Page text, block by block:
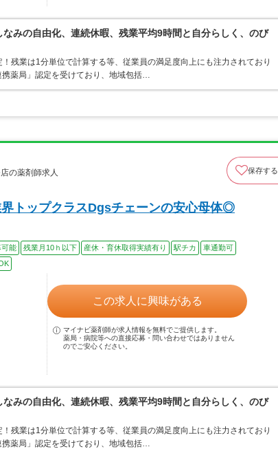
みの自由化、連続休暇、残業平均9時間と自分らしく、のび
残業は1分単位で計算する等、従業員の満足度向上にも注力されており
薬局」認定を受けており、地域包括…
の薬剤師求人
保存する
トップクラスDgsチェーンの安心母体◎
可能 残業月10ｈ以下 産休・育休取得実績有り 駅チカ
車通勤可
この求人に興味がある
マイナビ薬剤師が求人情報を無料でご提供します。
薬局・病院等への直接応募・問い合わせではありません
のでご安心ください。
みの自由化、連続休暇、残業平均9時間と自分らしく、のび
残業は1分単位で計算する等、従業員の満足度向上にも注力されており
薬局」認定を受けており、地域包括…